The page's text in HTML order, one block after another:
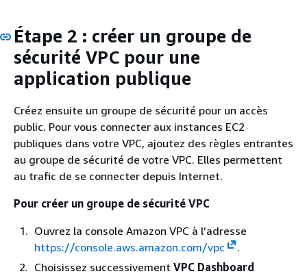
Étape 2 : créer un groupe de
sécurité VPC pour une
application publique
Créez ensuite un groupe de sécurité pour un accès
public. Pour vous connecter aux instances EC2
publiques dans votre VPC, ajoutez des règles entrantes
au groupe de sécurité de votre VPC. Elles permettent
au trafic de se connecter depuis Internet.
Pour créer un groupe de sécurité VPC
Ouvrez la console Amazon VPC à l’adresse
https://console.aws.amazon.com/vpc
.
Choisissez successivement VPC Dashboard